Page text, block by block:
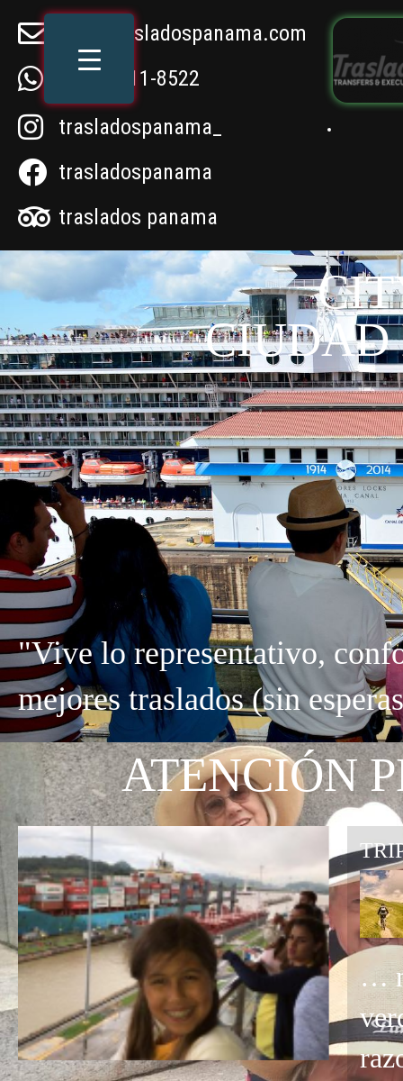
info@trasladospanama.com
+507 6611-8522
trasladospanama_
trasladospanama
traslados panama
CIUDAD
"Vive lo representativo,
mejores traslados (sin
ATENCIÓN
…